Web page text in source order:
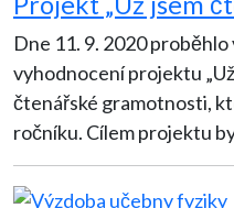
Dne 11. 9. 2020
vyhodnocení projektu
čtenářské gramotnosti,
ročníku. Cílem